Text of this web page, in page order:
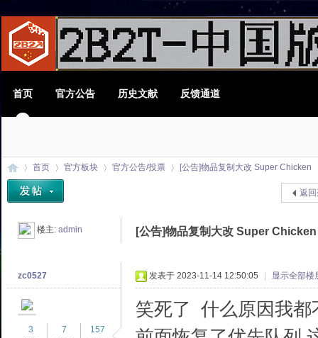
首页 官方公告 历史文献 反馈通道
»
首页
›
官方板块 官方公告/投票
›
[公告]物品复制大改 Super Chicken
返
楼主: admin [公告]物品复制大改 Super Chicken
zc0527
3
7
157
发表于 2023-11-14 12:50:05 显示全部楼
笑死了 什么原因我都